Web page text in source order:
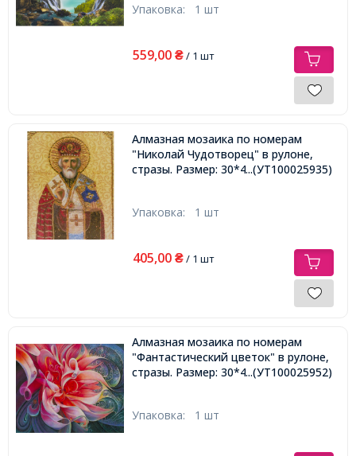
Упаковка: 1 шт
559,00 ₴/ 1 шт
Алмазная мозаика по номерам
"Николай Чудотворец" в рулоне,
стразы. Размер: 30*40 см...(УТ100025935)
Упаковка: 1 шт
405,00 ₴/ 1 шт
Алмазная мозаика по номерам
"Фантастический цветок" в рулоне,
стразы. Размер: 30*40 см...(УТ100025952)
Упаковка: 1 шт